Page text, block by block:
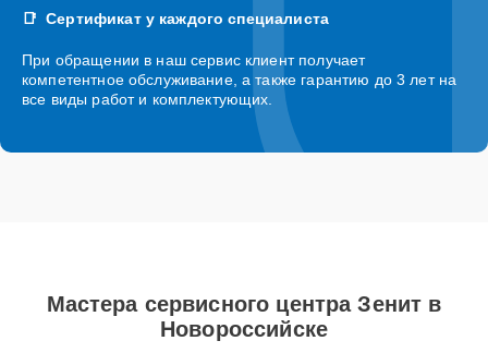
Сертификат у каждого специалиста
При обращении в наш сервис клиент получает
компетентное обслуживание, а также гарантию до 3 лет на
все виды работ и комплектующих.
Мастера сервисного центра Зенит в
Новороссийске